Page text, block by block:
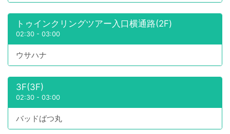
トゥインクリングツアー入口横通路(2F)
02:30 - 03:00
ウサハナ
3F(3F)
02:30 - 03:00
バッドばつ丸